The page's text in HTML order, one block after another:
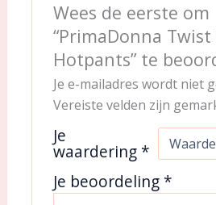
Wees de eerste om
“PrimaDonna
Hotpants” te
Je e-mailadres wordt niet
Vereiste velden zijn
Je
waardering *
Je beoordeling *